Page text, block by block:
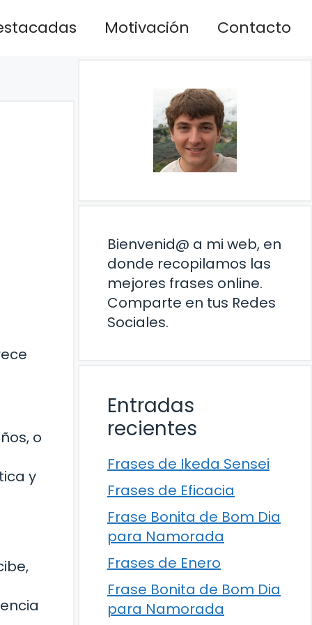
Motivación Contacto
o
y
Bienvenid@ a mi web, en
donde recopilamos las
mejores frases online.
Comparte en tus Redes
Sociales.
Entradas
recientes
Frases de Ikeda Sensei
Frases de Eficacia
Frase Bonita de Bom Dia
para Namorada
Frases de Enero
Frase Bonita de Bom Dia
para Namorada